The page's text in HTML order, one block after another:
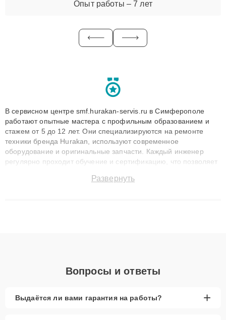
Опыт работы – 7 лет
В сервисном центре smf.hurakan-servis.ru в Симферополе
работают опытные мастера с профильным образованием и
стажем от 5 до 12 лет. Они специализируются на ремонте
техники бренда Hurakan, используют современное
оборудование и оригинальные запчасти. Каждый инженер
регулярно проходит обучение и сертификацию, что позволяет
технику с сохранением гарантии до 3 лет. Наши мастера
Развернуть
Вопросы и ответы
Выдаётся ли вами гарантия на работы? +